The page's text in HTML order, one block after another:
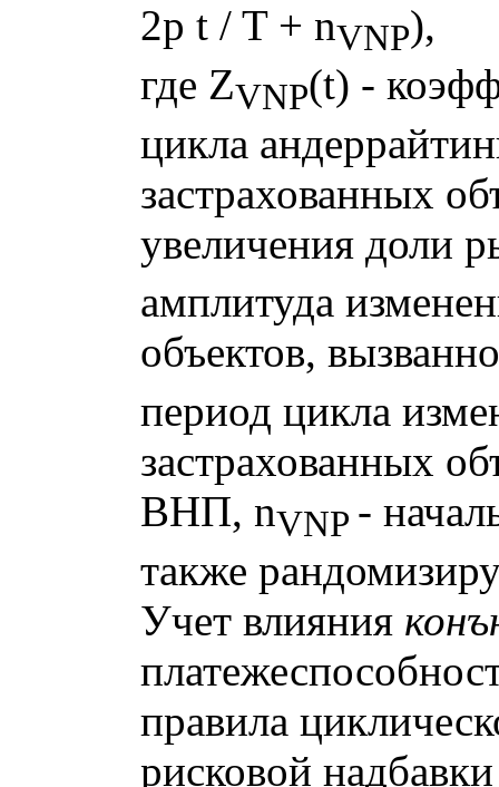
2p t / T + nVNP),
где ZVNP(t) -
цикла
застрахованных
увеличения доли
амплитуда
объектов,
период цикла
застрахованных
ВНП, nVNP -
также
Учет влияния
правила
рисковой